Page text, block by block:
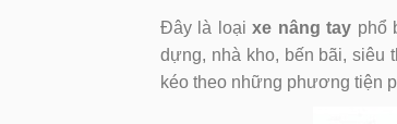
Đây là loạixe nâng tay phổ
dựng, nhà kho, bến bãi, siêu
kéo theo những phương tiện